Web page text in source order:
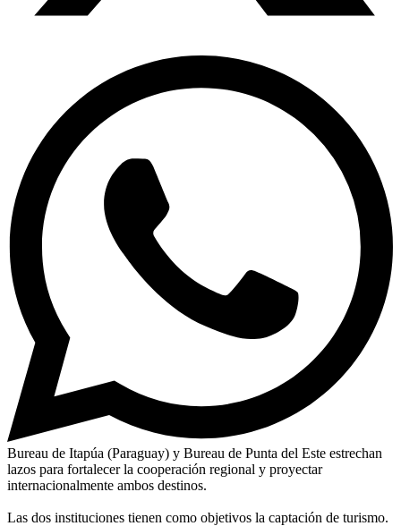
Bureau de Itapúa (Paraguay) y Bureau de Punta del Este estrechan
lazos para fortalecer la cooperación regional y proyectar
internacionalmente ambos destinos.
Las dos instituciones tienen como objetivos la captación de turismo.